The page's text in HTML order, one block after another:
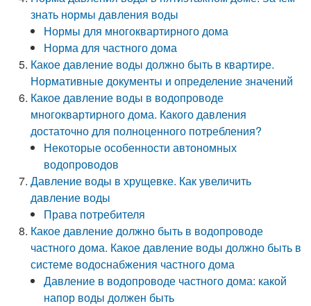
знать нормы давления воды
Нормы для многоквартирного дома
Норма для частного дома
Какое давление воды должно быть в квартире.
Нормативные документы и определение значений
Какое давление воды в водопроводе
многоквартирного дома. Какого давления
достаточно для полноценного потребления?
Некоторые особенности автономных
водопроводов
Давление воды в хрущевке. Как увеличить
давление воды
Права потребителя
Какое давление должно быть в водопроводе
частного дома. Какое давление воды должно быть в
системе водоснабжения частного дома
Давление в водопроводе частного дома: какой
напор воды должен быть